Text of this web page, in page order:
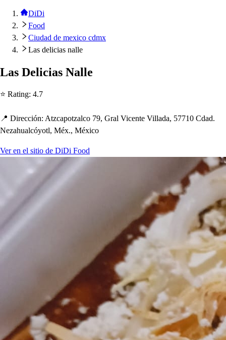
DiDi
Food
Ciudad de mexico cdmx
Las delicias nalle
Las Delicias Nalle
⭐ Rating: 4.7
📍 Dirección: Atzcapotzalco 79, Gral Vicente Villada, 57710 Cdad.
Nezahualcóyotl, Méx., México
Ver en el sitio de DiDi Food